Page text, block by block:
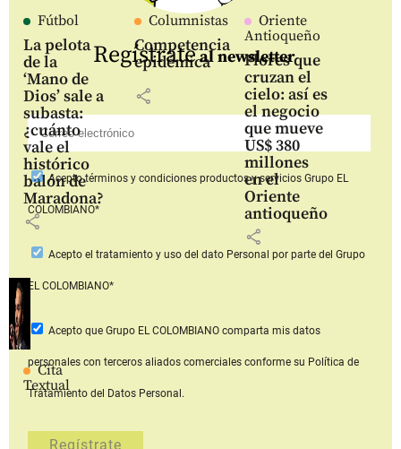
Fútbol
La pelota
de la
‘Mano de
Dios’ sale a
subasta:
¿cuánto
vale el
histórico
balón de
Maradona?
share
Columnistas
Competencia
epidémica
share
Oriente
Antioqueño
Flores que
cruzan el
cielo: así es
el negocio
que mueve
US$ 380
millones
en el
Oriente
antioqueño
share
Cita
Textual
Regístrateal newsletter
Aceptotérminos y condiciones productos y serviciosGrupo EL
COLOMBIANO*
Acepto el tratamiento y uso del dato Personal por parte del Grupo
EL COLOMBIANO*
Acepto que Grupo EL COLOMBIANOcomparta mis datos
personales con terceros aliados comerciales conforme su Política de
Tratamiento del Datos Personal.